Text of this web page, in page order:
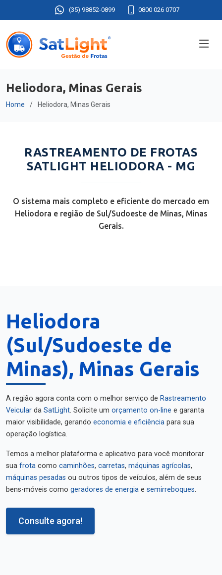
(35) 98852-0899 0800 026 0707
Heliodora, Minas Gerais
Home Heliodora, Minas Gerais
RASTREAMENTO DE FROTAS
SATLIGHT HELIODORA - MG
O sistema mais completo e eficiente do mercado em
Heliodora e região de Sul/Sudoeste de Minas, Minas
Gerais.
Heliodora
(Sul/Sudoeste de
Minas), Minas Gerais
A região agora conta com o melhor serviço de Rastreamento
Veicular da SatLight. Solicite um orçamento on-line e garanta
maior visibilidade, gerando economia e eficiência para sua
operação logística.
Temos a melhor plataforma e aplicativo para você monitorar
sua frota como caminhões, carretas, máquinas agrícolas,
máquinas pesadas ou outros tipos de veículos, além de seus
bens-móveis como geradores de energia e semirreboques.
Consulte agora!